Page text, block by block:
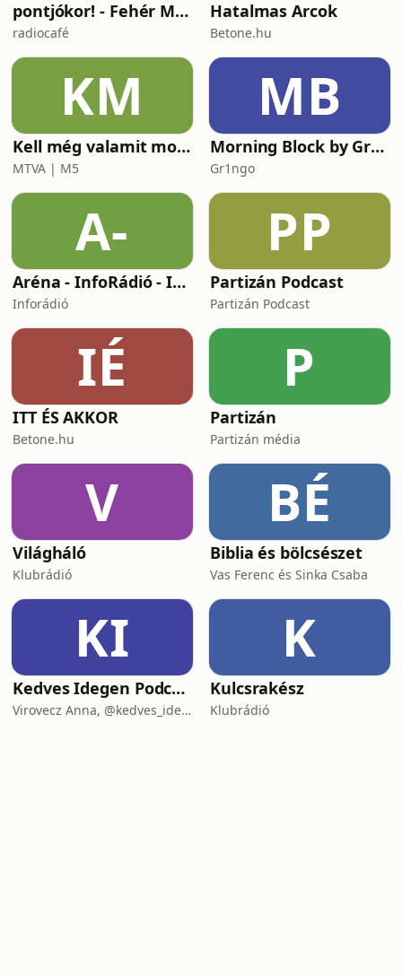
pontjókor! - Fehér Mariannal
radiocafé
Hatalmas Arcok
Betone.hu
KM
Kell még valamit mondanom, Ildikó?
MTVA | M5
MB
Morning Block by Gr1ngo
Gr1ngo
A-
Aréna - InfoRádió - Infostart.hu
Inforádió
PP
Partizán Podcast
Partizán Podcast
IÉ
ITT ÉS AKKOR
Betone.hu
P
Partizán
Partizán média
V
Világháló
Klubrádió
BÉ
Biblia és bölcsészet
Vas Ferenc és Sinka Csaba
KI
Kedves Idegen Podcast
Virovecz Anna, @kedves_idegen és Csibra-Kaizler Tamara, újságíró
K
Kulcsrakész
Klubrádió